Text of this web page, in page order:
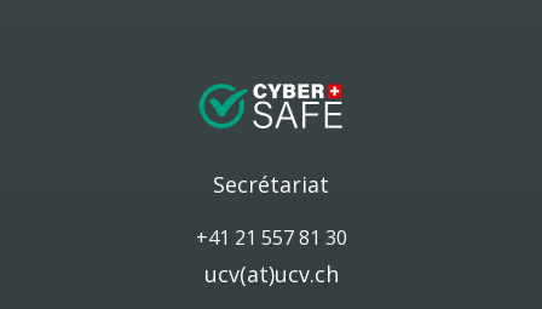
Secrétariat
+41 21 557 81 30
ucv(at)ucv.ch